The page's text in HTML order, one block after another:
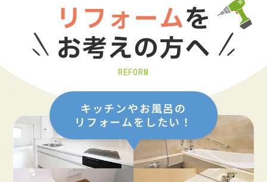
リフォームを
お考えの方へ
REFORM
キッチンやお風呂の
リフォームをしたい！